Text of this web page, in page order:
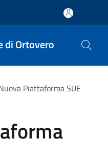
di Ortovero
Piattaforma SUE